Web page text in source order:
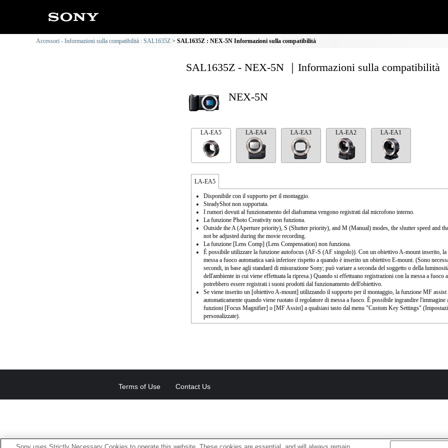
Accessori - Informazioni sulla compatibilità : SAL1635Z SAL1635Z : NEX-5N Informazioni sulla compatibilità
SAL1635Z - NEX-5N ｜Informazioni sulla compatibilità
NEX-5N
LA-EA5 LA-EA4 LA-EA3 LA-EA2 LA-EA1
LA-EA5
Disponibile con il supporto per il montaggio.
SteadyShot non supportata.
I rumori dovuti al funzionamento del diaframma vengono registrati dal microfono interno.
La funzione Photo Creativity non funziona.
Outside the A (Aperture priority), S (Shutter priority), and M (Manual) modes, the shutter speed and
not be adjusted during the movie recording.
La funzione [Lens Comp] (Lens Compensation) non funziona.
È possibile utilizzare la funzione autofocus (AF-S (AF singolo)). Con un obiettivo A-mount inserito, la
messa a fuoco automatica sarà inferiore rispetto a quando è inserito un obiettivo E-mount. (Sono
secondi, in base agli standard di misurazione Sony; può variare a seconda del soggetto o della
dell'ambiente in cui viene effettuata la ripresa.) Quando si effettuano registrazioni con la messa a fuoco
potrebbero essere registrati i suoni prodotti dal funzionamento dell'obiettivo.
Se viene inserito un [obiettivo A-mount] utilizzando il supporto per il montaggio, la funzione MF assist
automaticamente quando viene ruotato il regolatore di messa a fuoco. È possibile ingrandire l'immagine
funzioni [Focus Magnifier] o [MF Assist] a qualsiasi tasto dal menu "Custom Key Settings"
personalizzate).
Terms of Use Contact Us